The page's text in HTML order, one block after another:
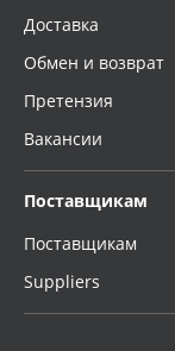
Доставка
Обмен и возврат
Претензия
Вакансии
Поставщикам
Поставщикам
Suppliers